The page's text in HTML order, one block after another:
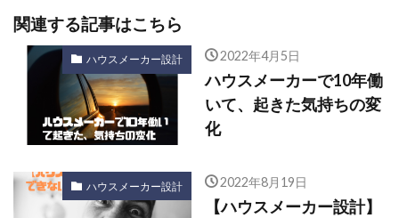
関連する記事はこちら
ハウスメーカー設計 2022年4月5日
ハウスメーカーで10年働
いて、起きた気持ちの変
化
ハウスメーカー設計 2022年8月19日
【ハウスメーカー設計】